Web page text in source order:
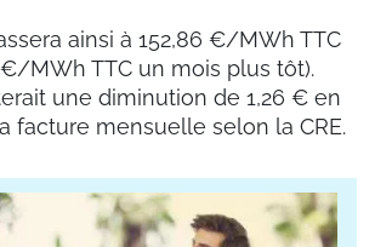
ainsi à 152,86 €/MWh TTC
MWh TTC un mois plus tôt).
une diminution de 1,26 € en
facture mensuelle selon la CRE.